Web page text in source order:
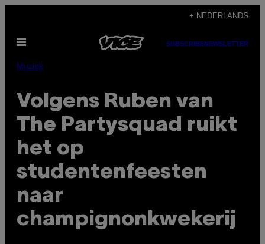
de
inhoud
+ NEDERLANDS
Open
SUBSCRIBENEWSLETTER
Muziek
Volgens Ruben van
The Partysquad ruikt
het op
studentenfeesten
naar
champignonkwekerij